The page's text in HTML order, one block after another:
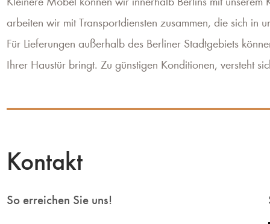
arbeiten wir mit Transportdiensten zusammen, die sich in
Für Lieferungen außerhalb des Berliner Stadtgebiets
Ihrer Haustür bringt. Zu günstigen Konditionen, versteht
Kontakt
So erreichen Sie uns!